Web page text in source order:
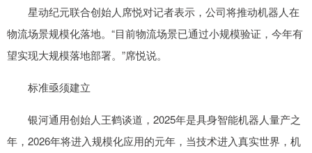
星动纪元联合创始人席悦对记者表示，公司将推动机器人在
物流场景规模化落地。“目前物流场景已通过小规模验证，今年有
望实现大规模落地部署。”席悦说。
标准亟须建立
银河通用创始人王鹤谈道，2025年是具身智能机器人量产之
年，2026年将进入规模化应用的元年，当技术进入真实世界，机